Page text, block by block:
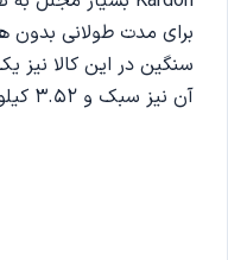
آن نیز سبک و 3.52 کیلوگرم می‌باشد، به همین سبب هم آقایان و هم خانم‌ها می‌توانند به خوبی از آن استفاده کنند.